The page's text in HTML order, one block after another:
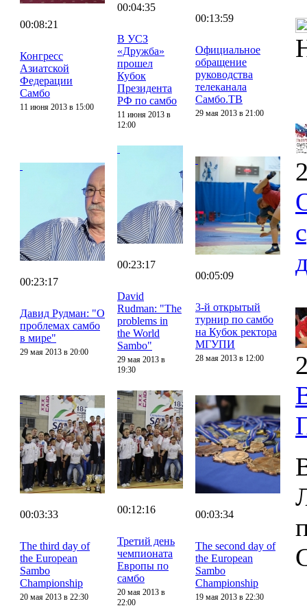
00:08:21
Конгресс
Азиатской
Федерации
Самбо
11 июня 2013 в 15:00
00:04:35
В УСЗ
«Дружба»
прошел
Кубок
Президента
РФ по самбо
11 июня 2013 в
12:00
00:13:59
Официальное
обращение
руководства
телеканала
Самбо.ТВ
29 мая 2013 в 21:00
00:23:17
Давид Рудман: "О
проблемах самбо
в мире"
29 мая 2013 в 20:00
00:23:17
David
Rudman: "The
problems in
the World
Sambo"
29 мая 2013 в
19:30
00:05:09
3-й открытый
турнир по самбо
на Кубок ректора
МГУПИ
28 мая 2013 в 12:00
00:03:33
The third day of
the European
Sambo
Championship
20 мая 2013 в 22:30
00:12:16
Третий день
чемпионата
Европы по
самбо
20 мая 2013 в
22:00
00:03:34
The second day of
the European
Sambo
Championship
19 мая 2013 в 22:30